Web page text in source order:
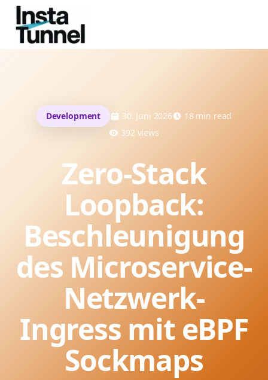
Development 30. Juni 2026 18 min read
392 views
Zero-Stack
Loopback:
Beschleunigung
des Microservice-
Netzwerk-
Ingress mit eBPF
Sockmaps